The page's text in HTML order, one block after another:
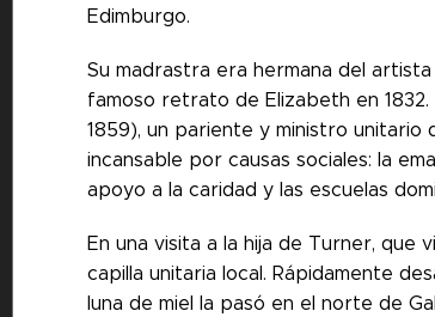
Edimburgo.
Su madrastra era hermana del artista
famoso retrato de Elizabeth en 1832.
1859), un pariente y ministro
incansable por causas sociales: la
apoyo a la caridad y las escuelas
En una visita a la hija de Turner, que
capilla unitaria local. Rápidamente
luna de miel la pasó en el norte de